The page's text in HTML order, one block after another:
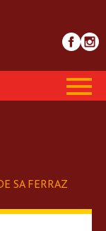
SA FERRAZ